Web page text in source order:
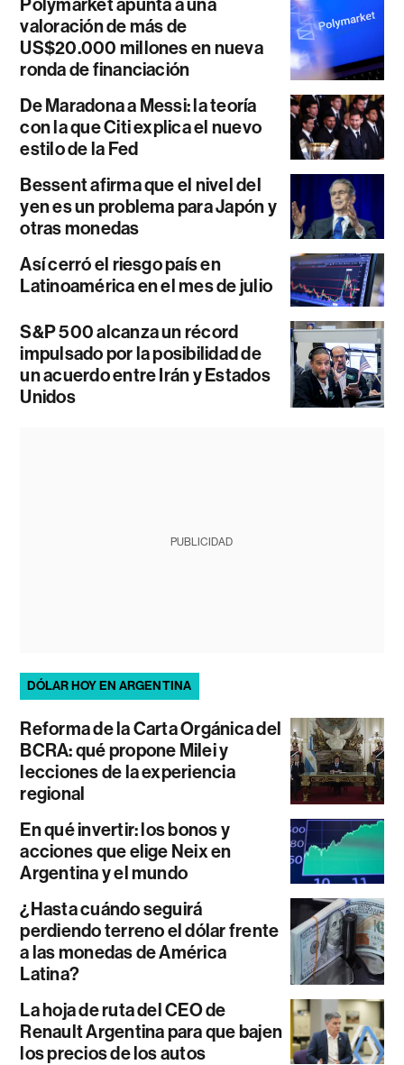
Polymarket apunta a una
valoración de más de
US$20.000 millones en nueva
ronda de financiación
De Maradona a Messi: la teoría
con la que Citi explica el nuevo
estilo de la Fed
Bessent afirma que el nivel del
yen es un problema para Japón y
otras monedas
Así cerró el riesgo país en
Latinoamérica en el mes de julio
S&P 500 alcanza un récord
impulsado por la posibilidad de
un acuerdo entre Irán y Estados
Unidos
PUBLICIDAD
DÓLAR HOY EN ARGENTINA
Reforma de la Carta Orgánica del
BCRA: qué propone Milei y
lecciones de la experiencia
regional
En qué invertir: los bonos y
acciones que elige Neix en
Argentina y el mundo
¿Hasta cuándo seguirá
perdiendo terreno el dólar frente
a las monedas de América
Latina?
La hoja de ruta del CEO de
Renault Argentina para que bajen
los precios de los autos